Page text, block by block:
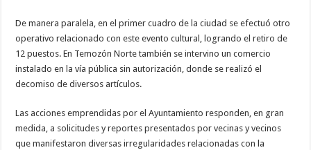
De manera paralela, en el primer cuadro de la ciudad se efectuó otro
operativo relacionado con este evento cultural, logrando el retiro de
12 puestos. En Temozón Norte también se intervino un comercio
instalado en la vía pública sin autorización, donde se realizó el
decomiso de diversos artículos.
Las acciones emprendidas por el Ayuntamiento responden, en gran
medida, a solicitudes y reportes presentados por vecinas y vecinos
que manifestaron diversas irregularidades relacionadas con la